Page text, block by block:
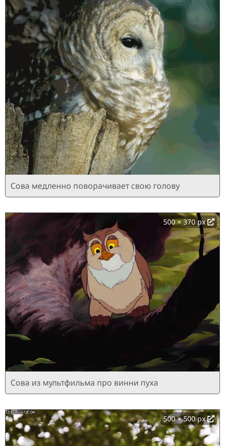
Сова медленно поворачивает свою голову
500 × 370 px
Сова из мультфильма про винни пуха
500 × 500 px